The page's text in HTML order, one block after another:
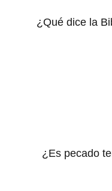
¿Qué dice la
¿Es pecado